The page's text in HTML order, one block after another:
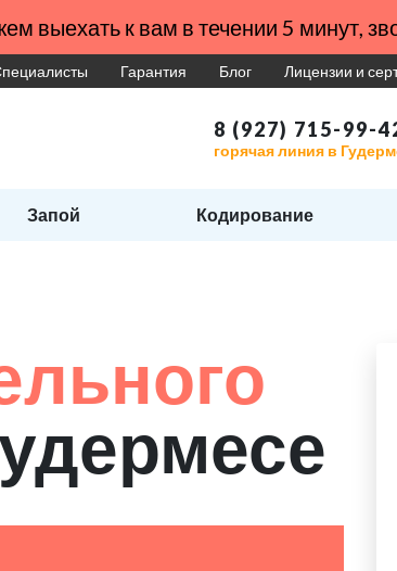
выехать к вам в течении 5 минут,
Гарантия Блог Лицензии и
8 (927) 715-99-
горячая линия в
Запой Кодирование